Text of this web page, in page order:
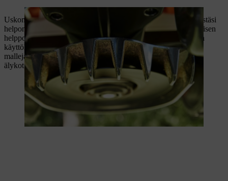
Uskomme, että STIHL iMOW® -leikkurin pitäisi tehdä elämästäsi
helpompaa ja rennompaa. Siksi olemme suunnitelleet sen erityisen
helppokäyttöiseksi. Ohjelmointi on erittäin heppoa intuitiivisen
käyttöliittymän ansiosta – se ei vaadi asiantuntemusta. C-
mallejamme voidaan ohjata myös iMOW®-sovelluksella ja
älykotijärjestelmällä.